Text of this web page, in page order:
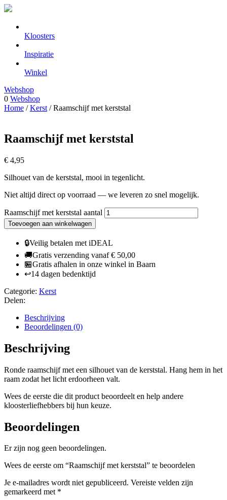
Kloosters
Inspiratie
Winkel
Webshop
0 Webshop
Home /Kerst / Raamschijf met kerststal
Raamschijf met kerststal
€ 4,95
Silhouet van de kerststal, mooi in tegenlicht.
Niet altijd direct op voorraad — we leveren zo snel mogelijk.
Raamschijf met kerststal aantal
Toevoegen aan winkelwagen
🔒Veilig betalen met iDEAL
🚚Gratis verzending vanaf € 50,00
🏪Gratis afhalen in onze winkel in Baarn
↩️14 dagen bedenktijd
Categorie: Kerst
Delen:
Beschrijving
Beoordelingen (0)
Beschrijving
Ronde raamschijf met een silhouet van de kerststal. Hang hem in het
raam zodat het licht erdoorheen valt.
Wees de eerste die dit product beoordeelt en help andere
kloosterliefhebbers bij hun keuze.
Beoordelingen
Er zijn nog geen beoordelingen.
Wees de eerste om “Raamschijf met kerststal” te beoordelen
Je e-mailadres wordt niet gepubliceerd. Vereiste velden zijn
gemarkeerd met *